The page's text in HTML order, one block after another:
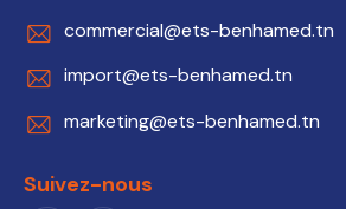
commercial@ets-benhamed.tn
import@ets-benhamed.tn
marketing@ets-benhamed.tn
Suivez-nous